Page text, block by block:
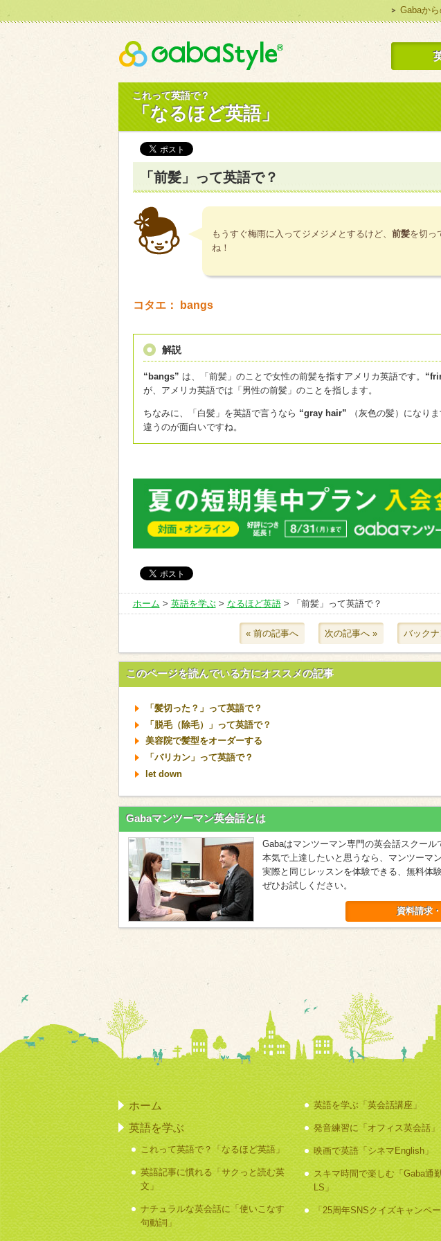
Gabaか
Gaba Style 無料で英語学習
これって英語で？
「なるほど英語」
「前髪」って英語で？
もうすぐ梅雨に入ってジメジメとするけど、 前髪を切っ
ね！
コタエ： bangs
解説
“bangs” は、「前髪」のことで女性の前髪を指すアメリカ英語です。
が、アメリカ英語では「男性の前髪」のことを指します。
ちなみに、「白髪」を英語で言うなら “gray hair”
（灰色の髪）になり
違うのが面白いですね。
ホーム > 英語を学ぶ> なるほど英語> 「前髪」って英語で？
« 前の記事へ 次の記事へ » バック
このページを読んでいる方にオススメの記事
「髪切った？」って英語で？
「脱毛（除毛）」って英語で？
美容院で髪型をオーダーする
「バリカン」って英語で？
let down
Gabaマンツーマン英会話とは
Gabaはマンツーマン専門の英会話スクール
本気で上達したいと思うなら、マンツーマ
実際と同じレッスンを体験できる、無料体
ぜひお試しください。
資料請求
ホーム
英語を学ぶ
これって英語で？「なるほど英語」
英語記事に慣れる「サクっと読む英
文」
ナチュラルな英会話に「使いこなす
句動詞」
英語を学ぶ「英会話講座」
発音練習に「オフィス英会話」
映画で英語「シネマEnglish」
スキマ時間で楽しむ「Gaba通
LS」
「25周年SNSクイズキャンペー